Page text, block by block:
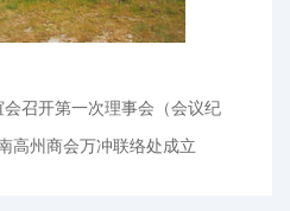
召开第一次理事会（会议纪
高州商会万冲联络处成立